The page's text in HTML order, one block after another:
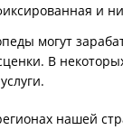
и
могут
В
нашей